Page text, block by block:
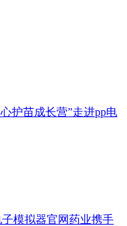
护苗成长营”走进pp电
模拟器官网药业携手